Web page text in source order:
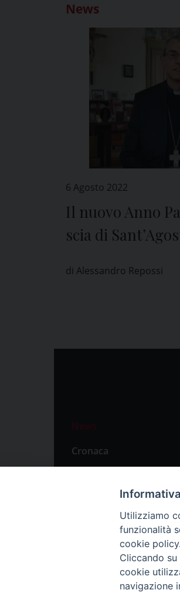
News
6 Agosto 2022
Il nuovo Anno
scia di
di Alessandro Repossi
News
Cronaca
Attualità
Primo PianoInformativa
Utilizziamo
funzionalità
cookie policy.
Cliccando
cookie
navigazione